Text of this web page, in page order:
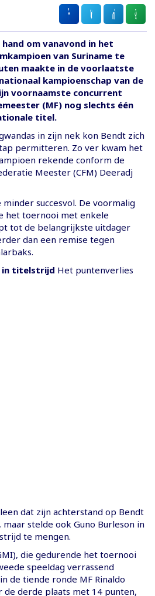
om vanavond in het
van Suriname te
maakte in de voorlaatste
kampioenschap van de
voornaamste concurrent
(MF) nog slechts één
titel.
in zijn nek kon Bendt zich
permitteren. Zo ver kwam het
rekende conform de
Meester (CFM) Deeradj
succesvol. De voormalig
het toernooi met enkele
tot de belangrijkste uitdager
dan een remise tegen
in titelstrijd Het puntenverlies
dat zijn achterstand op Bendt
stelde ook Guno Burleson in
te mengen.
die gedurende het toernooi
speeldag verrassend
de tiende ronde MF Rinaldo
de derde plaats met 14 punten,